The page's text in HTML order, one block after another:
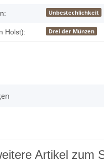
Unbestechlichkeit
Holst): Drei der Münzen
Artikel zum